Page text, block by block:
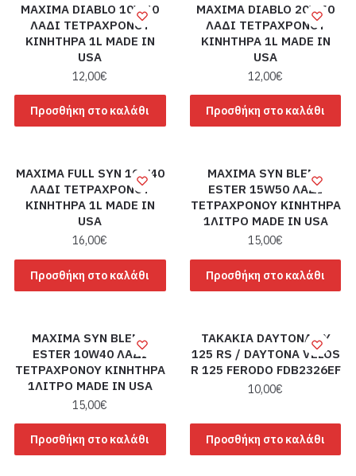
MAXIMA DIABLO 10W40
ΛΑΔΙ ΤΕΤΡΑΧΡΟΝΟΥ
ΚΙΝΗΤΗΡΑ 1L MADE IN
USA
12,00€
Προσθήκη στο καλάθι
MAXIMA DIABLO 20W50
ΛΑΔΙ ΤΕΤΡΑΧΡΟΝΟΥ
ΚΙΝΗΤΗΡΑ 1L MADE IN
USA
12,00€
Προσθήκη στο καλάθι
MAXIMA FULL SYN 10W40
ΛΑΔΙ ΤΕΤΡΑΧΡΟΝΟΥ
ΚΙΝΗΤΗΡΑ 1L MADE IN
USA
16,00€
Προσθήκη στο καλάθι
MAXIMA SYN BLEND
ESTER 15W50 ΛΑΔΙ
ΤΕΤΡΑΧΡΟΝΟΥ ΚΙΝΗΤΗΡΑ
1ΛΙΤΡΟ MADE IN USA
15,00€
Προσθήκη στο καλάθι
MAXIMA SYN BLEND
ESTER 10W40 ΛΑΔΙ
ΤΕΤΡΑΧΡΟΝΟΥ ΚΙΝΗΤΗΡΑ
1ΛΙΤΡΟ MADE IN USA
15,00€
Προσθήκη στο καλάθι
ΤΑΚΑΚΙΑ DAYTONA DY
125 RS / DAYTONA VELOS
R 125 FERODO FDB2326EF
10,00€
Προσθήκη στο καλάθι